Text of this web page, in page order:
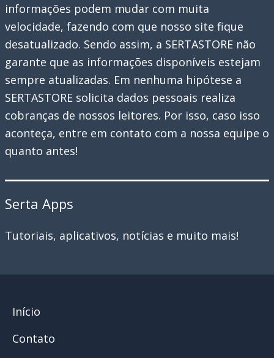
informações podem mudar com muita
velocidade, fazendo com que nosso site fique
desatualizado. Sendo assim, a SERTASTORE não
garante que as informações disponíveis estejam
sempre atualizadas. Em nenhuma hipótese a
SERTASTORE solicita dados pessoais realiza
cobranças de nossos leitores. Por isso, caso isso
aconteça, entre em contato com a nossa equipe o
quanto antes!
Serta Apps
Tutoriais, aplicativos, notícias e muito mais!
Início
Contato